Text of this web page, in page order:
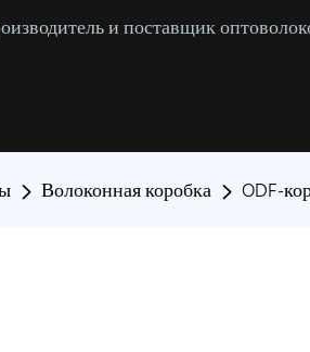
и поставщик
Волоконная коробка ODF-